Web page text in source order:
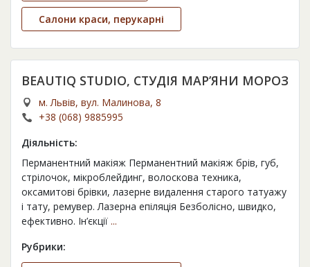
Салони краси, перукарні
BEAUTIQ STUDIO, СТУДІЯ МАР’ЯНИ МОРОЗ
м. Львів, вул. Малинова, 8
+38 (068) 9885995
Діяльність:
Перманентний макіяж Перманентний макіяж брів, губ,
стрілочок, мікроблейдинг, волоскова техника,
оксамитові брівки, лазерне видалення старого татуажу
і тату, ремувер. Лазерна епіляція Безболісно, швидко,
ефективно. Ін’єкції ...
Рубрики: